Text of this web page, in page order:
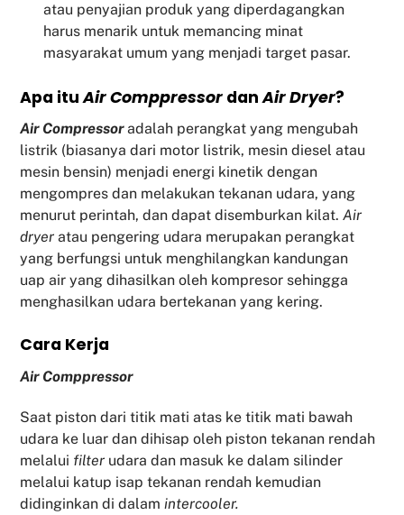
atau penyajian produk yang diperdagangkan
harus menarik untuk memancing minat
masyarakat umum yang menjadi target pasar.
Apa ituAir Comppressor danAir Dryer?
Air Compressoradalah perangkat yang mengubah
listrik (biasanya dari motor listrik, mesin diesel atau
mesin bensin) menjadi energi kinetik dengan
mengompres dan melakukan tekanan udara, yang
menurut perintah, dan dapat disemburkan kilat.Air
dryer atau pengering udara merupakan perangkat
yang berfungsi untuk menghilangkan kandungan
uap air yang dihasilkan oleh kompresor sehingga
menghasilkan udara bertekanan yang kering.
Cara Kerja
Air Comppressor
Saat piston dari titik mati atas ke titik mati bawah
udara ke luar dan dihisap oleh piston tekanan rendah
melalui filter udara dan masuk ke dalam silinder
melalui katup isap tekanan rendah kemudian
didinginkan di dalamintercooler.